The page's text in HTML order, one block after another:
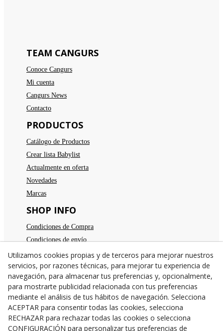
TEAM CANGURS
Conoce Cangurs
Mi cuenta
Cangurs News
Contacto
PRODUCTOS
Catálogo de Productos
Crear lista Babylist
Actualmente en oferta
Novedades
Marcas
SHOP INFO
Condiciones de Compra
Condiciones de envío
Devoluciones
Aviso legal
Política de privacidad
Política de cookies
TE ESPERAMOS
C/Santa Anna nº 7
Utilizamos cookies propias y de terceros para mejorar nuestros
servicios, por razones técnicas, para mejorar tu experiencia de
navegación, para almacenar tus preferencias y, opcionalmente,
para mostrarte publicidad relacionada con tus preferencias
mediante el análisis de tus hábitos de navegación. Selecciona
ACEPTAR para consentir todas las cookies, selecciona
RECHAZAR para rechazar todas las cookies o selecciona
CONFIGURACIÓN para personalizar tus preferencias de